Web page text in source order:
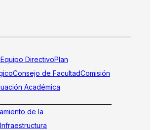
Equipo DirectivoPlan
Consejo de FacultadComisión
Académica
de la
Infraestructura